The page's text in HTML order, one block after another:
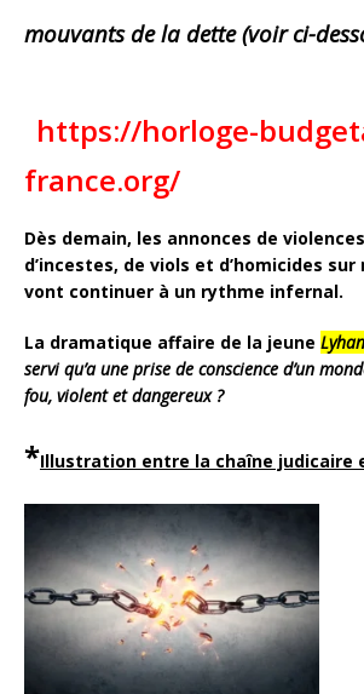
mouvants de la dette (voir ci-
https://horloge-
france.org/
Dès demain, les annonces de
d’incestes, de viols et d’homicides
vont continuer à un rythme infernal.
La dramatique affaire de la jeune
servi qu’a une prise de conscience d’un
fou, violent et dangereux ?
*Illustration entre la chaîne judicaire